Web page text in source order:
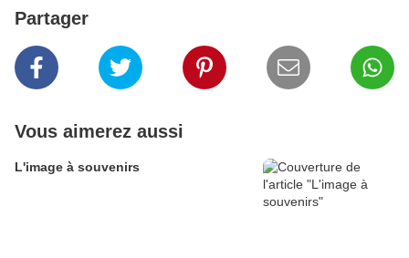
Partager
Vous aimerez aussi
L'image à souvenirs